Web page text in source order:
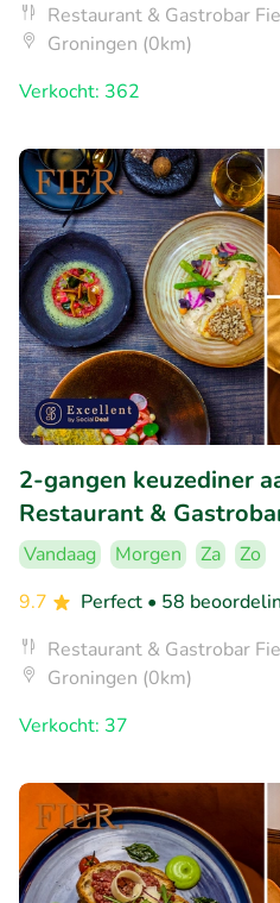
Restaurant & Gastrobar
Groningen (0km)
Verkocht: 362
2-gangen keuzediner
Restaurant &
Vandaag Morgen Za
Zo
9.7
Perfect • 58
Restaurant & Gastrobar
Groningen (0km)
Verkocht: 37